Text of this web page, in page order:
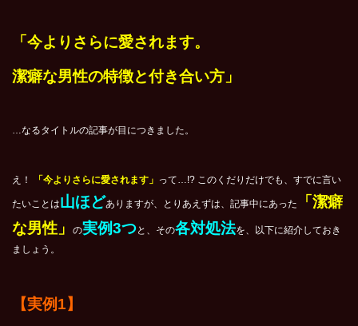
「今よりさらに愛されます。
潔癖な男性の特徴と付き合い方」
…なるタイトルの記事が目につきました。
え！ 「今よりさらに愛されます」 って…!? このくだりだけでも、すでに言い
たいことは山ほどありますが、とりあえずは、記事中にあった
「潔癖
な男性」
の実例3つと、その各対処法を、以下に紹介しておき
ましょう。
【実例1】